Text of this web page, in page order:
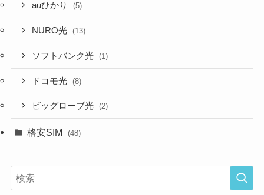
auひかり (5)
NURO光 (13)
ソフトバンク光 (1)
ドコモ光 (8)
ビッグローブ光 (2)
格安SIM (48)